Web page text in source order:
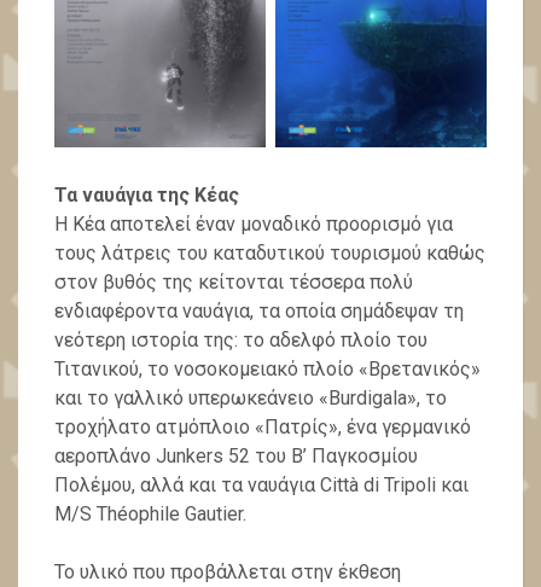
Τα ναυάγια της Κέας
Η Κέα αποτελεί έναν μοναδικό προορισμό για
τους λάτρεις του καταδυτικού τουρισμού καθώς
στον βυθός της κείτονται τέσσερα πολύ
ενδιαφέροντα ναυάγια, τα οποία σημάδεψαν τη
νεότερη ιστορία της: το αδελφό πλοίο του
Τιτανικού, το νοσοκομειακό πλοίο «Βρετανικός»
και το γαλλικό υπερωκεάνειο «Burdigala», το
τροχήλατο ατμόπλοιο «Πατρίς», ένα γερμανικό
αεροπλάνο Junkers 52 του Β’ Παγκοσμίου
Πολέμου, αλλά και τα ναυάγια Città di Tripoli και
M/S Théophile Gautier.
Το υλικό που προβάλλεται στην έκθεση